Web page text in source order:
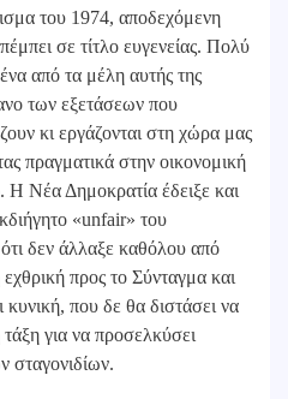
του 1974, αποδεχόμενη
σε τίτλο ευγενείας. Πολύ
από τα μέλη αυτής της
των εξετάσεων που
κι εργάζονται στη χώρα μας
πραγματικά στην οικονομική
Η Νέα Δημοκρατία έδειξε και
«unfair» του
δεν άλλαξε καθόλου από
προς το Σύνταγμα και
κυνική, που δε θα διστάσει να
τάξη για να προσελκύσει
σταγονιδίων.